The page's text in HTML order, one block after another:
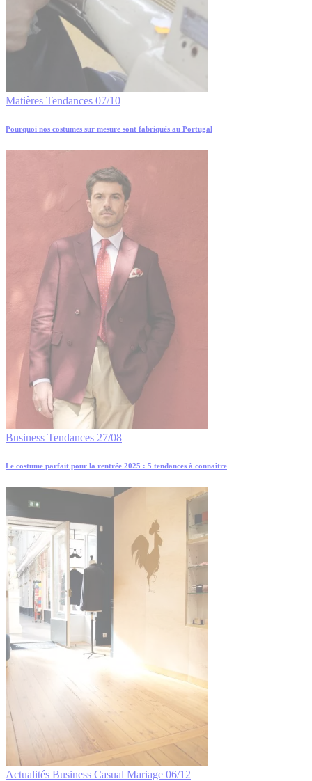
Matières Tendances 07/10
Pourquoi nos costumes sur mesure sont fabriqués au Portugal
Business Tendances 27/08
Le costume parfait pour la rentrée 2025 : 5 tendances à connaître
Actualités Business Casual Mariage 06/12